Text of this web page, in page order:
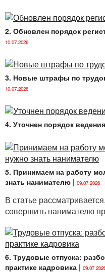
6.
первичного инструктажа
более подробно.
1. РЕШИТЬ, ПО
ПРАВОВОМУ АКТУ
Согласноп. 24
может выбрать, на
правового акта
рабочем месте:
1) по инструкциям по
рабочих и (или)
2) утвержденной
программе первичного
на рабочем месте.
Программа
месте
нормативных
2. Обновлен порядок
10.07.2026
3. Новые штрафы по
10.07.2026
4. Уточнен порядок
5. Принимаем на работу
знать нанимателю | 09.07.2026
В статье
совершить нанимателю
6. Трудовые отпуска:
практике кадровика |